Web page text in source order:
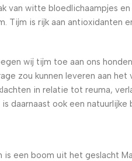
van witte bloedlichaampjes
Tijm is rijk aan antioxidanten
wij tijm toe aan ons
zou kunnen leveren aan het
in relatie tot reuma,
is daarnaast ook een
is een boom uit het geslacht